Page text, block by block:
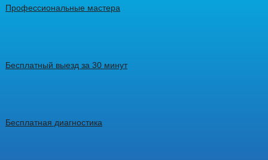
Профессиональные мастера
Бесплатный выезд за 30 минут
Бесплатная диагностика